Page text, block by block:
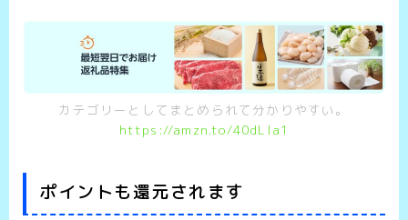
カテゴリーとしてまとめられて分かりやすい。
https://amzn.to/40dLla1
ポイントも還元されます